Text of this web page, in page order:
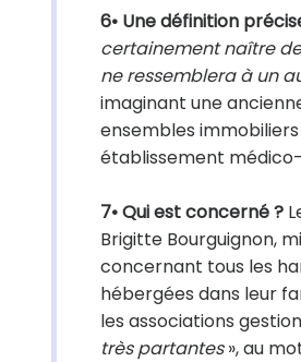
6• Une définition
certainement naître
ne ressemblera à un
imaginant une
ensembles
établissement
7• Qui est concerné ?
Brigitte Bourguignon,
concernant tous les
hébergées dans leur
les associations
très partantes», au